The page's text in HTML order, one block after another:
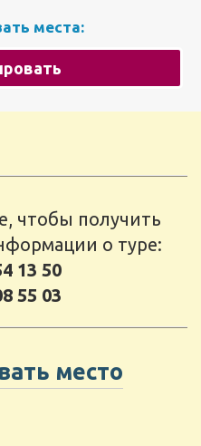
места:
чтобы получить
о туре:
13 50
55 03
место